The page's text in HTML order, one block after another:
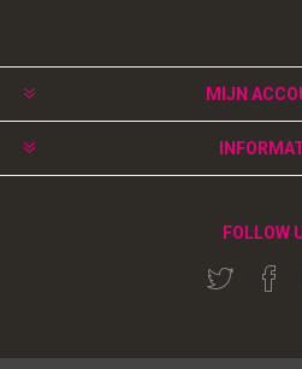
MIJN
FOLLOW